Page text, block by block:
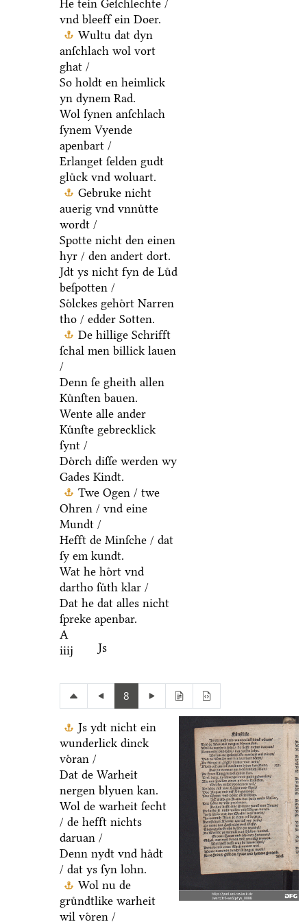
He tein Geſchlechte /
vnd bleeff ein Doer.
Wultu dat dyn
anſchlach wol vort
ghat /
So holdt en heimlick
yn dynem Rad.
Wol ſynen anſchlach
ſynem Vyende
apenbart /
Erlanget ſelden gudt
gluͤck vnd woluart.
Gebruke nicht
auerig vnd vnnuͤtte
wordt /
Spotte nicht den einen
hyr / den andert dort.
Jdt ys nicht fyn de Luͤd
beſpotten /
Soͤlckes gehoͤrt Narren
tho / edder Sotten.
De hillige Schrifft
ſchal men billick lauen
/
Denn ſe gheith allen
Kuͤnſten bauen.
Wente alle ander
Kuͤnſte gebrecklick
ſynt /
Doͤrch diſſe werden wy
Gades Kindt.
Twe Ogen / twe
Ohren / vnd eine
Mundt /
Hefft de Minſche / dat
ſy em kundt.
Wat he hoͤrt vnd
dartho ſuͤth klar /
Dat he dat alles nicht
ſpreke apenbar.
A
iiij
Js
8
Js ydt nicht ein
wunderlick dinck
voͤran /
Dat de Warheit
nergen blyuen kan.
Wol de warheit ſecht
/ de hefft nichts
daruan /
Denn nydt vnd haͤdt
/ dat ys ſyn lohn.
Wol nu de
gruͤndtlike warheit
wil voͤren /